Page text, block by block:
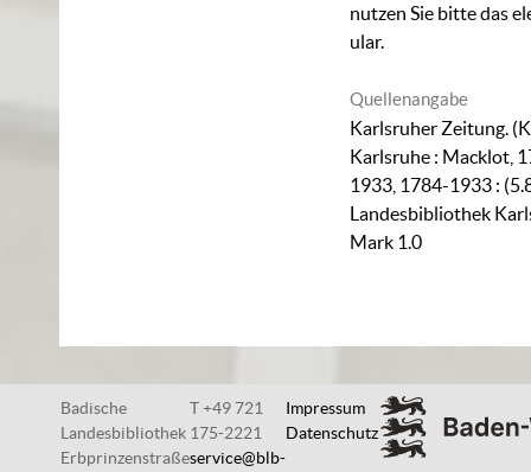
nutzen Sie bitte das
ular.
Quellenangabe
Karlsruher Zeitung.
Karlsruhe : Macklot,
1933, 1784-1933 :
Landesbibliothek
Mark 1.0
Badische
Landesbibliothek
Erbprinzenstraße
T +49 721
175-2221
service@blb-
Impressum
Datenschutz